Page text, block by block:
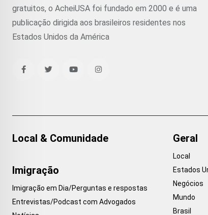
gratuitos, o AcheiUSA foi fundado em 2000 e é uma
publicação dirigida aos brasileiros residentes nos
Estados Unidos da América
Local & Comunidade
Imigração
Imigração em Dia/Perguntas e respostas
Entrevistas/Podcast com Advogados
Geral
Local
Estados
Negócios
Mundo
Brasil